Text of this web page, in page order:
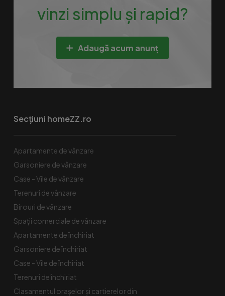
vinzi simplu și rapid?
Adaugă acum anunț
Secțiuni homeZZ.ro
Apartamente de vânzare
Garsoniere de vânzare
Case - Vile de vânzare
Terenuri de vânzare
Birouri de vânzare
Spaţii comerciale de vânzare
Apartamente de închiriat
Garsoniere de închiriat
Case - Vile de închiriat
Terenuri de închiriat
Clasamentul orașelor și cartierelor din